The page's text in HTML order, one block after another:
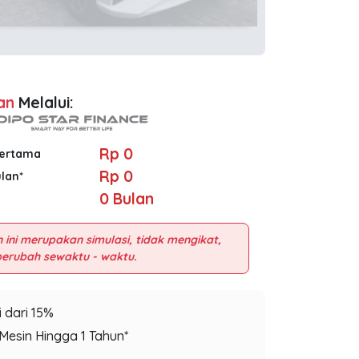
Melalui:
Rp 0
Rp 0
0Bulan
ini merupakan simulasi, tidak mengikat,
dari 15%
Hingga 1 Tahun*